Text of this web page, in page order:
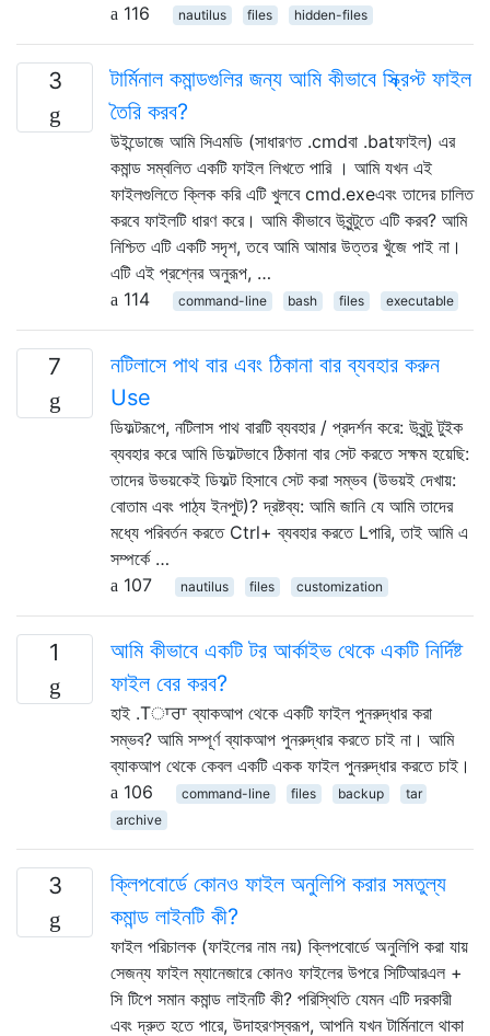
116
nautilus files hidden-files
3
টার্মিনাল কমান্ডগুলির জন্য আমি কীভাবে স্ক্রিপ্ট ফাইল
তৈরি করব?
উইন্ডোজে আমি সিএমডি (সাধারণত .cmdবা .batফাইল) এর
কমান্ড সম্বলিত একটি ফাইল লিখতে পারি । আমি যখন এই
ফাইলগুলিতে ক্লিক করি এটি খুলবে cmd.exeএবং তাদের চালিত
করবে ফাইলটি ধারণ করে। আমি কীভাবে উবুন্টুতে এটি করব? আমি
নিশ্চিত এটি একটি সদৃশ, তবে আমি আমার উত্তর খুঁজে পাই না।
এটি এই প্রশ্নের অনুরূপ, …
114
command-line bash files executable
7
নটিলাসে পাথ বার এবং ঠিকানা বার ব্যবহার করুন
Use
ডিফল্টরূপে, নটিলাস পাথ বারটি ব্যবহার / প্রদর্শন করে: উবুন্টু টুইক
ব্যবহার করে আমি ডিফল্টভাবে ঠিকানা বার সেট করতে সক্ষম হয়েছি:
তাদের উভয়কেই ডিফল্ট হিসাবে সেট করা সম্ভব (উভয়ই দেখায়:
বোতাম এবং পাঠ্য ইনপুট)? দ্রষ্টব্য: আমি জানি যে আমি তাদের
মধ্যে পরিবর্তন করতে Ctrl+ ব্যবহার করতে Lপারি, তাই আমি এ
সম্পর্কে …
107
nautilus files customization
1
আমি কীভাবে একটি টর আর্কাইভ থেকে একটি নির্দিষ্ট
ফাইল বের করব?
হাই .Tਾਰਾ ব্যাকআপ থেকে একটি ফাইল পুনরুদ্ধার করা
সম্ভব? আমি সম্পূর্ণ ব্যাকআপ পুনরুদ্ধার করতে চাই না। আমি
ব্যাকআপ থেকে কেবল একটি একক ফাইল পুনরুদ্ধার করতে চাই।
106
command-line files backup
tar
archive
3
ক্লিপবোর্ডে কোনও ফাইল অনুলিপি করার সমতুল্য
কমান্ড লাইনটি কী?
ফাইল পরিচালক (ফাইলের নাম নয়) ক্লিপবোর্ডে অনুলিপি করা যায়
সেজন্য ফাইল ম্যানেজারে কোনও ফাইলের উপরে সিটিআরএল +
সি টিপে সমান কমান্ড লাইনটি কী? পরিস্থিতি যেমন এটি দরকারী
এবং দ্রুত হতে পারে, উদাহরণস্বরূপ, আপনি যখন টার্মিনালে থাকা